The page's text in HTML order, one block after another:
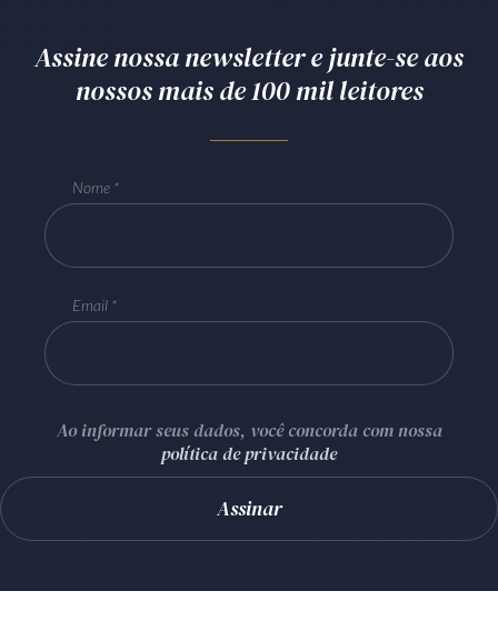
Assine nossa newsletter e junte-se aos
nossos mais de 100 mil leitores
Nome
Email
Ao informar seus dados, você concorda com nossa
política de privacidade